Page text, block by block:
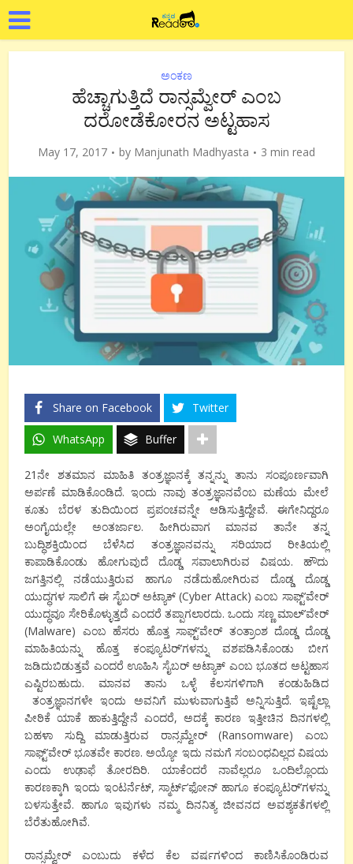
ಅಂಕಣ
ಹೆಚ್ಚಾಗುತ್ತಿದೆ ರಾನ್ಸಮ್ವೇರ್ ಎಂಬ
ದರೋಡೆಕೋರನ ಅಟ್ಟಹಾಸ
May 17, 2017 by Manjunath Madhyasta 3 min read
Share on Facebook Twitter
WhatsApp Buffer
21ನೇ ಶತಮಾನ ಮಾಹಿತಿ ತಂತ್ರಜ್ಞಾನಕ್ಕೆ ತನ್ನನ್ನು ತಾನು ಸಂಪೂರ್ಣವಾಗಿ
ಅರ್ಪಣೆ ಮಾಡಿಕೊಂಡಿದೆ. ಇಂದು ನಾವು ತಂತ್ರಜ್ಞಾನವೆಂಬ ಮಣೆಯ ಮೇಲೆ
ಕೂತು ಬೆರಳ ತುದಿಯಿಂದ ಪ್ರಪಂಚವನ್ನೇ ಆಡಿಸುತ್ತಿದ್ದೇವೆ. ಈಗೇನಿದ್ದರೂ
ಅಂಗೈಯಲ್ಲೇ ಅಂತರ್ಜಾಲ. ಹೀಗಿರುವಾಗ ಮಾನವ ತಾನೇ ತನ್ನ
ಬುದ್ಧಿಶಕ್ತಿಯಿಂದ ಬೆಳೆಸಿದ ತಂತ್ರಜ್ಞಾನವನ್ನು ಸರಿಯಾದ ರೀತಿಯಲ್ಲಿ
ಕಾಪಾಡಿಕೊಂಡು ಹೋಗುವುದೆ ದೊಡ್ಡ ಸವಾಲಾಗಿರುವ ವಿಷಯ. ಹೌದು
ಜಗತ್ತಿನಲ್ಲಿ ನಡೆಯುತ್ತಿರುವ ಹಾಗೂ ನಡೆದುಹೋಗಿರುವ ದೊಡ್ಡ ದೊಡ್ಡ
ಯುದ್ಧಗಳ ಸಾಲಿಗೆ ಈ ಸೈಬರ್ ಅಟ್ಯಾಕ್ (Cyber Attack) ಎಂಬ ಸಾಫ್ಟ್’ವೇರ್
ಯುದ್ಧವೂ ಸೇರಿಕೊಳ್ಳುತ್ತದೆ ಎಂದರೆ ತಪ್ಪಾಗಲಾರದು. ಒಂದು ಸಣ್ಣ ಮಾಲ್’ವೇರ್
(Malware) ಎಂಬ ಹೆಸರು ಹೊತ್ತ ಸಾಫ್ಟ್’ವೇರ್ ತಂತ್ರಾಂಶ ದೊಡ್ಡ‌ ದೊಡ್ಡ
ಮಾಹಿತಿಯನ್ನು ಹೊತ್ತ ಕಂಪ್ಯೂಟರ್’ಗಳನ್ನು ವಶಪಡಿಸಿಕೊಂಡು ಬೀಗ
ಜಡಿದುಬಿಡುತ್ತವೆ ಎಂದರೆ ಊಹಿಸಿ ಸೈಬರ್ ಅಟ್ಯಾಕ್ ಎಂಬ ಭೂತದ ಅಟ್ಟಹಾಸ
ಎಷ್ಟಿರಬಹುದು. ಮಾನವ ತಾನು ಒಳ್ಳೆ ಕೆಲಸಗಳಿಗಾಗಿ ಕಂಡುಹಿಡಿದ
ತಂತ್ರಜ್ಞಾನಗಳೇ ಇಂದು ಅವನಿಗೆ ಮುಳುವಾಗುತ್ತಿವೆ ಅನ್ನಿಸುತ್ತಿದೆ. ಇಷ್ಟೆಲ್ಲಾ
ಪೀಠಿಕೆ ಯಾಕೆ ಹಾಕುತ್ತಿದ್ದೇನೆ ಎಂದರೆ, ಅದಕ್ಕೆ ಕಾರಣ ಇತ್ತೀಚಿನ ದಿನಗಳಲ್ಲಿ
ಬಹಳಾ ಸುದ್ದಿ ಮಾಡುತ್ತಿರುವ ರಾನ್ಸಮ್ವೇರ್ (Ransomware) ಎಂಬ
ಸಾಫ್ಟ್’ವೇರ್ ಭೂತವೇ ಕಾರಣ. ಅಯ್ಯೋ ಇದು ನಮಗೆ ಸಂಬಂಧವಿಲ್ಲದ ವಿಷಯ
ಎಂದು ಉಢಾಫೆ ತೋರದಿರಿ. ಯಾಕೆಂದರೆ ನಾವೆಲ್ಲರೂ ಒಂದಿಲ್ಲೊಂದು
ಕಾರಣಕ್ಕಾಗಿ ಇಂದು ಇಂಟರ್ನೆಟ್, ಸ್ಮಾರ್ಟ್’ಫೋನ್ ಹಾಗೂ ಕಂಪ್ಯೂಟರ್’ಗಳನ್ನು
ಬಳಸುತ್ತೇವೆ. ಹಾಗೂ ಇವುಗಳು ನಮ್ಮ ದಿನನಿತ್ಯ ಜೀವನದ ಅವಶ್ಯಕತೆಗಳಲ್ಲಿ
ಬೆರೆತುಹೋಗಿವೆ.
ರಾನ್ಸಮ್ವೇರ್ ಎಂಬುದು ಕಳೆದ ಕೆಲ ವರ್ಷಗಳಿಂದ ಕಾಣಿಸಿಕೊಂಡಿರುವ